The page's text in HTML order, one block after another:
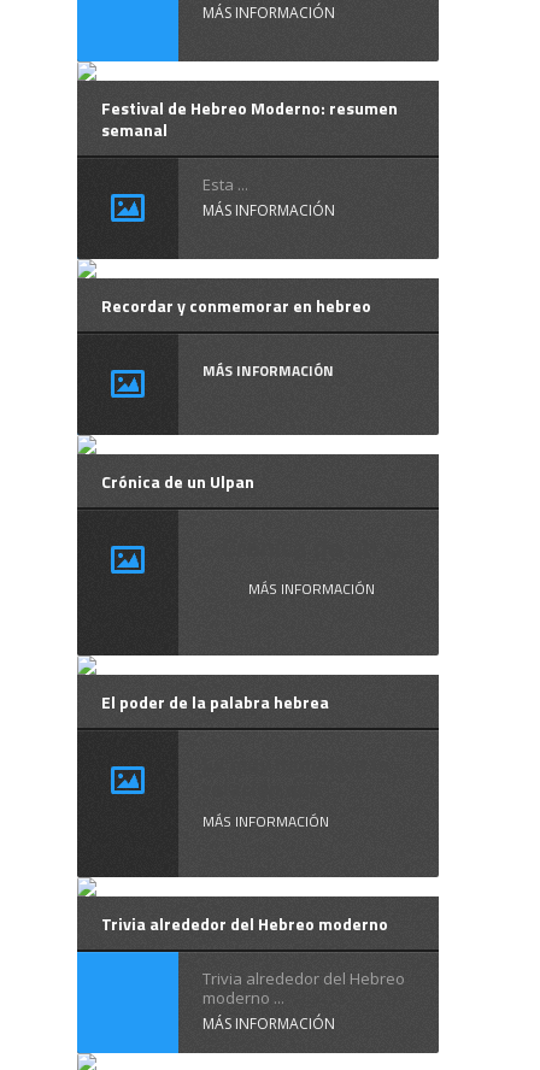
MÁS INFORMACIÓN
Festival de Hebreo Moderno: resumen
semanal
Esta ...
MÁS INFORMACIÓN
Recordar y conmemorar en hebreo
MÁS INFORMACIÓN
Crónica de un Ulpan
MÁS INFORMACIÓN
El poder de la palabra hebrea
MÁS INFORMACIÓN
Trivia alrededor del Hebreo moderno
Trivia alrededor del Hebreo
moderno ...
MÁS INFORMACIÓN